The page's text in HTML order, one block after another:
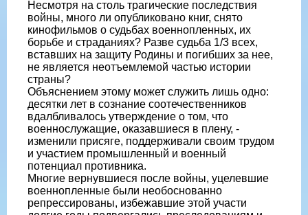
Несмотря на столь трагические последствия
войны, много ли опубликовано книг, снято
кинофильмов о судьбах военнопленных, их
борьбе и страданиях? Разве судьба 1/3 всех,
вставших на защиту Родины и погибших за нее,
не является неотъемлемой частью истории
страны?
Объяснением этому может служить лишь одно:
десятки лет в сознание соотечественников
вдалбливалось утверждение о том, что
военнослужащие, оказавшиеся в плену, -
изменили присяге, поддерживали своим трудом
и участием промышленный и военный
потенциал противника.
Многие вернувшиеся после войны, уцелевшие
военнопленные были необоснованно
репрессированы, избежавшие этой участи